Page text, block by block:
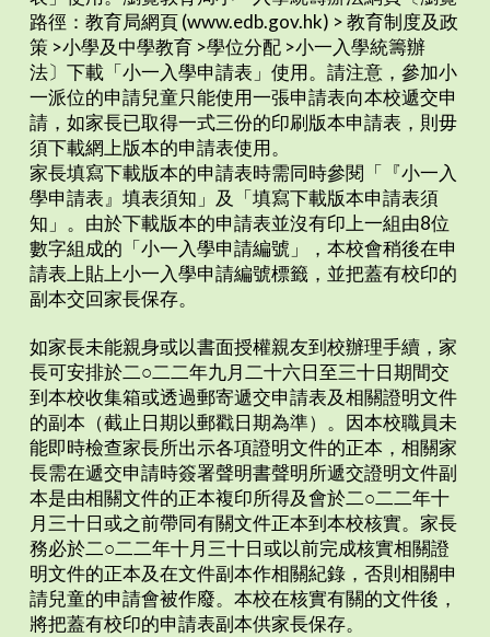
路徑：教育局網頁 (www.edb.gov.hk) > 教育制度及政
策 >小學及中學教育 >學位分配 >小一入學統籌辦
法〕下載「小一入學申請表」使用。請注意，參加小
一派位的申請兒童只能使用一張申請表向本校遞交申
請，如家長已取得一式三份的印刷版本申請表，則毋
須下載網上版本的申請表使用。
家長填寫下載版本的申請表時需同時參閱「『小一入
學申請表』填表須知」及「填寫下載版本申請表須
知」。由於下載版本的申請表並沒有印上一組由8位
數字組成的「小一入學申請編號」，本校會稍後在申
請表上貼上小一入學申請編號標籤，並把蓋有校印的
副本交回家長保存。
如家長未能親身或以書面授權親友到校辦理手續，家
長可安排於二○二二年九月二十六日至三十日期間交
到本校收集箱或透過郵寄遞交申請表及相關證明文件
的副本（截止日期以郵戳日期為準）。因本校職員未
能即時檢查家長所出示各項證明文件的正本，相關家
長需在遞交申請時簽署聲明書聲明所遞交證明文件副
本是由相關文件的正本複印所得及會於二○二二年十
月三十日或之前帶同有關文件正本到本校核實。家長
務必於二○二二年十月三十日或以前完成核實相關證
明文件的正本及在文件副本作相關紀錄，否則相關申
請兒童的申請會被作廢。本校在核實有關的文件後，
將把蓋有校印的申請表副本供家長保存。